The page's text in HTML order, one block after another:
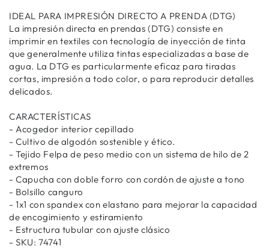
IDEAL PARA IMPRESIÓN DIRECTO A PRENDA (DTG)
La impresión directa en prendas (DTG) consiste en
imprimir en textiles con tecnología de inyección de tinta
que generalmente utiliza tintas especializadas a base de
agua. La DTG es particularmente eficaz para tiradas
cortas, impresión a todo color, o para reproducir detalles
delicados.
CARACTERÍSTICAS
- Acogedor interior cepillado
- Cultivo de algodón sostenible y ético.
- Tejido Felpa de peso medio con un sistema de hilo de 2
extremos
- Capucha con doble forro con cordón de ajuste a tono
- Bolsillo canguro
- 1x1 con spandex con elastano para mejorar la capacidad
de encogimiento y estiramiento
- Estructura tubular con ajuste clásico
- SKU: 74741